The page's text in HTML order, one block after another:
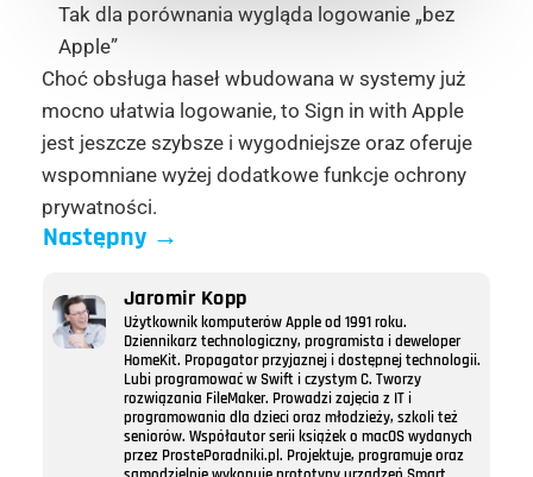
Tak dla porównania wygląda logowanie „bez
Apple”
Choć obsługa haseł wbudowana w systemy już
mocno ułatwia logowanie, to Sign in with Apple
jest jeszcze szybsze i wygodniejsze oraz oferuje
wspomniane wyżej dodatkowe funkcje ochrony
prywatności.
Następny→
Jaromir Kopp
Użytkownik komputerów Apple od 1991 roku.
Dziennikarz technologiczny, programista i deweloper
HomeKit. Propagator przyjaznej i dostępnej technologii.
Lubi programować w Swift i czystym C. Tworzy
rozwiązania FileMaker. Prowadzi zajęcia z IT i
programowania dla dzieci oraz młodzieży, szkoli też
seniorów. Współautor serii książek o macOS wydanych
przez ProstePoradniki.pl. Projektuje, programuje oraz